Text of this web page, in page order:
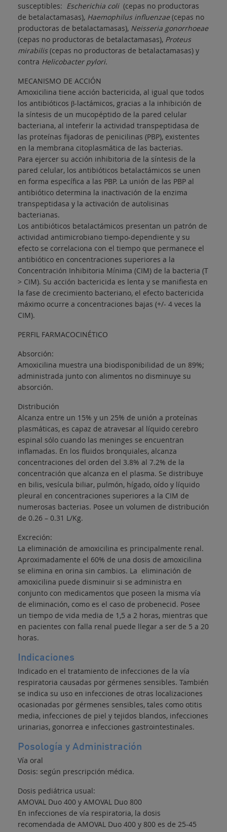
susceptibles: Escherichia coli (cepas no productoras
de betalactamasas), Haemophilus influenzae(cepas no
productoras de betalactamasas), Neisseria gonorrhoeae
(cepas no productoras de betalactamasas), Proteus
mirabilis (cepas no productoras de betalactamasas) y
contra Helicobacter pylori.
MECANISMO DE ACCIÓN
Amoxicilina tiene acción bactericida, al igual que todos
los antibióticos β-lactámicos, gracias a la inhibición de
la síntesis de un mucopéptido de la pared celular
bacteriana, al inteferir la actividad transpeptidasa de
las proteínas fijadoras de penicilinas (PBP), existentes
en la membrana citoplasmática de las bacterias.
Para ejercer su acción inhibitoria de la síntesis de la
pared celular, los antibióticos betalactámicos se unen
en forma específica a las PBP. La unión de las PBP al
antibiótico determina la inactivación de la enzima
transpeptidasa y la activación de autolisinas
bacterianas.
Los antibióticos betalactámicos presentan un patrón de
actividad antimicrobiano tiempo-dependiente y su
efecto se correlaciona con el tiempo que permanece el
antibiótico en concentraciones superiores a la
Concentración Inhibitoria Mínima (CIM) de la bacteria (T
> CIM). Su acción bactericida es lenta y se manifiesta en
la fase de crecimiento bacteriano, el efecto bactericida
máximo ocurre a concentraciones bajas (+/- 4 veces la
CIM).
PERFIL FARMACOCINÉTICO
Absorción:
Amoxicilina muestra una biodisponibilidad de un 89%;
administrada junto con alimentos no disminuye su
absorción.
Distribución
Alcanza entre un 15% y un 25% de unión a proteínas
plasmáticas, es capaz de atravesar al líquido cerebro
espinal sólo cuando las meninges se encuentran
inflamadas. En los fluidos bronquiales, alcanza
concentraciones del orden del 3.8% al 7.2% de la
concentración que alcanza en el plasma. Se distribuye
en bilis, vesícula biliar, pulmón, hígado, oído y líquido
pleural en concentraciones superiores a la CIM de
numerosas bacterias. Posee un volumen de distribución
de 0.26 – 0.31 L/Kg.
Excreción:
La eliminación de amoxicilina es principalmente renal.
Aproximadamente el 60% de una dosis de amoxicilina
se elimina en orina sin cambios. La eliminación de
amoxicilina puede disminuir si se administra en
conjunto con medicamentos que poseen la misma vía
de eliminación, como es el caso de probenecid. Posee
un tiempo de vida media de 1,5 a 2 horas, mientras que
en pacientes con falla renal puede llegar a ser de 5 a 20
horas.
Indicaciones
Indicado en el tratamiento de infecciones de la vía
respiratoria causadas por gérmenes sensibles. También
se indica su uso en infecciones de otras localizaciones
ocasionadas por gérmenes sensibles, tales como otitis
media, infecciones de piel y tejidos blandos, infecciones
urinarias, gonorrea e infecciones gastrointestinales.
Posología y Administración
Vía oral
Dosis: según prescripción médica.
Dosis pediátrica usual:
AMOVAL Duo 400 y AMOVAL Duo 800
En infecciones de vía respiratoria, la dosis
recomendada de AMOVAL Duo 400 y 800 es de 25-45